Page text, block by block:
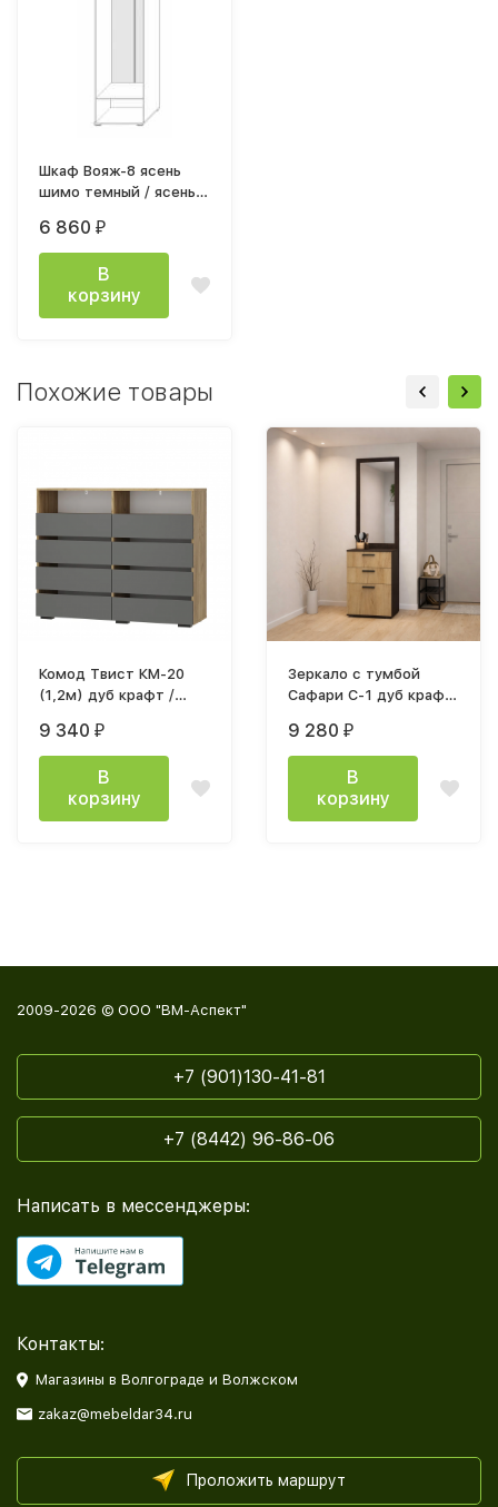
Шкаф Вояж-8 ясень
шимо темный / ясень
6 860 ₽
В
корзину
Похожие товары
Комод Твист КМ-20
(1,2м) дуб крафт /
9 340 ₽
В
корзину
Зеркало с тумбой
Сафари С-1 дуб крафт
9 280 ₽
В
корзину
2009-2026 © ООО "ВМ-Аспект"
+7 (901)130-41-81
+7 (8442) 96-86-06
Написать в мессенджеры:
Контакты:
Магазины в Волгограде и Волжском
zakaz@mebeldar34.ru
Проложить маршрут